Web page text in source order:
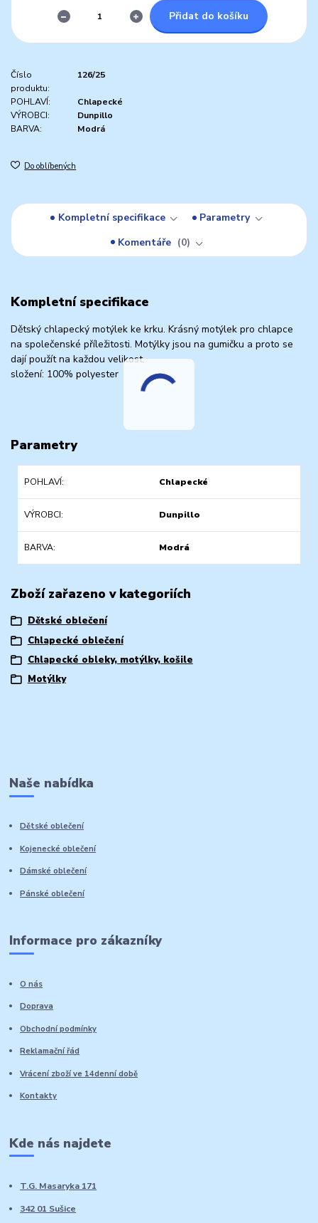
Přidat do košíku
Číslo
produktu:
126/25
POHLAVÍ:
Chlapecké
VÝROBCI:
Dunpillo
BARVA:
Modrá
Do oblíbených
Kompletní specifikace
Parametry
Komentáře
0
Kompletní specifikace
Dětský chlapecký motýlek ke krku. Krásný motýlek pro chlapce
na společenské příležitosti. Motýlky jsou na gumičku a proto se
dají použít na každou velikost.
složení: 100% polyester
Parametry
POHLAVÍ Chlapecké
VÝROBCI Dunpillo
BARVA Modrá
Zboží zařazeno v kategoriích
Dětské oblečení
Chlapecké oblečení
Chlapecké obleky, motýlky, košile
Motýlky
Naše nabídka
Dětské oblečení
Kojenecké oblečení
Dámské oblečení
Pánské oblečení
Informace pro zákazníky
O nás
Doprava
Obchodní podmínky
Reklamační řád
Vrácení zboží ve 14denní době
Kontakty
Kde nás najdete
T.G. Masaryka 171
342 01 Sušice